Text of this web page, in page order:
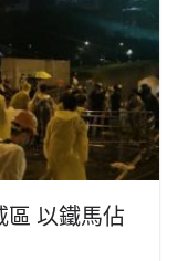
區 以鐵馬佔